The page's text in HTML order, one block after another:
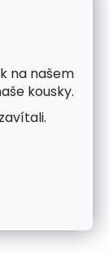
na našem
kousky.